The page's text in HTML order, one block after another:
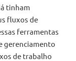
tinham
fluxos de
ferramentas
gerenciamento
de trabalho